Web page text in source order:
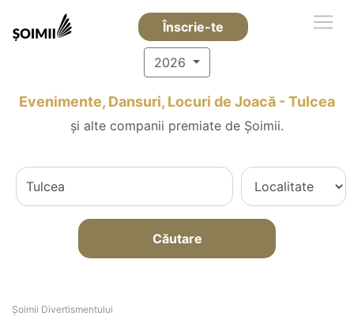
Înscrie-te
2026
Evenimente, Dansuri, Locuri de Joacă - Tulcea
și alte companii premiate de Șoimii.
Căutare
Şoimii Divertismentului